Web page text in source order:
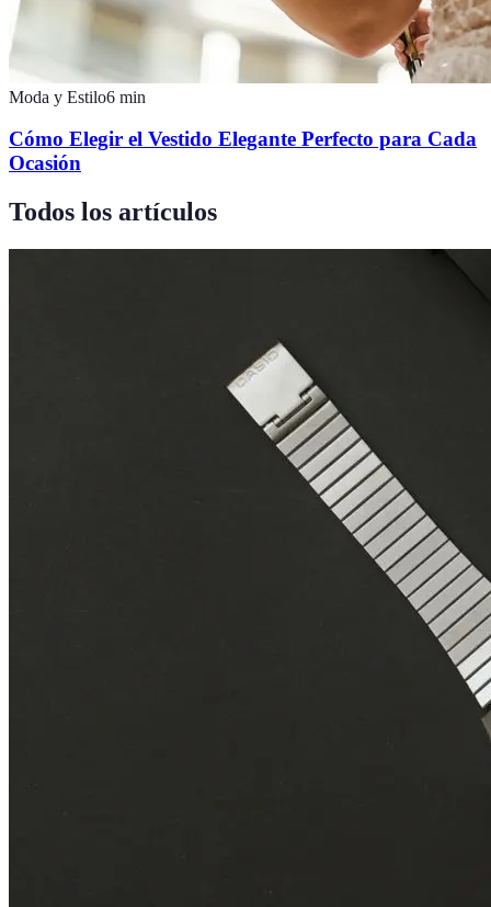
Moda y Estilo6 min
Cómo Elegir el Vestido Elegante Perfecto para Cada
Ocasión
Todos los artículos